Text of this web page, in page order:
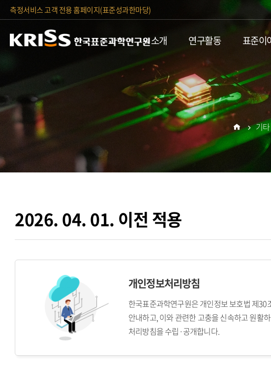
측정서비스 고객 전용 홈페이지(표준성과한마당)
소개 연구활동 표준이
2026. 04. 01. 이전 적용
홈
기타
개인정보처리방침
한국표준과학연구원은 개인정보 보호법 제
안내하고, 이와 관련한 고충을 신속하고 원활
처리방침을 수립·공개합니다.